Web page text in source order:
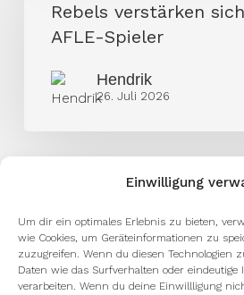
Einwilligung
Um dir ein optimales Erlebnis zu bieten,
wie Cookies, um Geräteinformationen zu
zuzugreifen. Wenn du diesen Technologien
Daten wie das Surfverhalten oder eindeutige
verarbeiten. Wenn du deine Einwillligung
AFLE-
Rebels verstärken
AFLE-Spieler
Hendrik
26. Juli 2026